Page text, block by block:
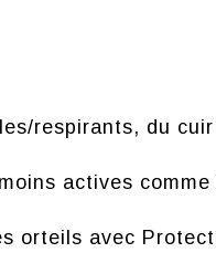
respirants, du
actives
orteils avec